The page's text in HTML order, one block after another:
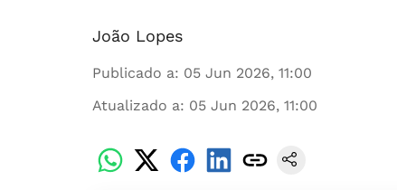
João Lopes
Publicado a: 05 Jun 2026, 11:00
Atualizado a: 05 Jun 2026, 11:00